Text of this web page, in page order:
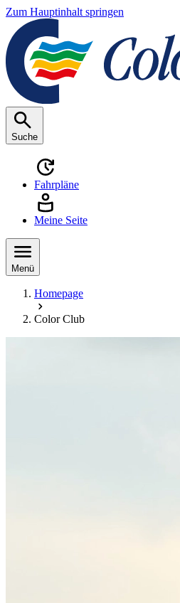
Zum Hauptinhalt springen
Suche
Fahrpläne
Meine Seite
Menü
Homepage
Color Club